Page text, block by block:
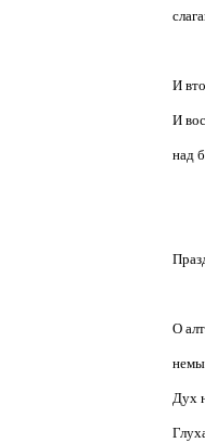
И
И
над
О
Дух